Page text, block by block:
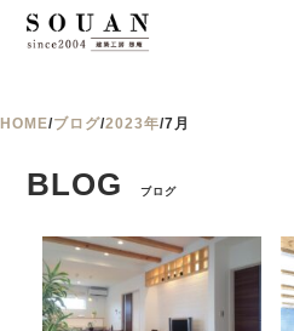
HOME/ブログ/2023年/7月
BLOG ブログ